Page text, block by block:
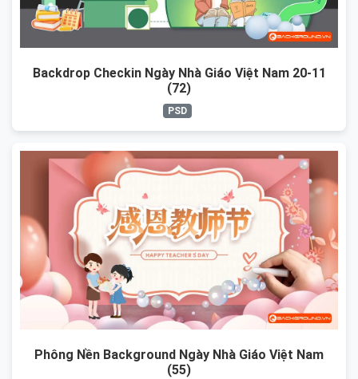
Backdrop Checkin Ngày Nhà Giáo Việt Nam 20-11
(72)
PSD
Phông Nền Background Ngày Nhà Giáo Việt Nam
(55)